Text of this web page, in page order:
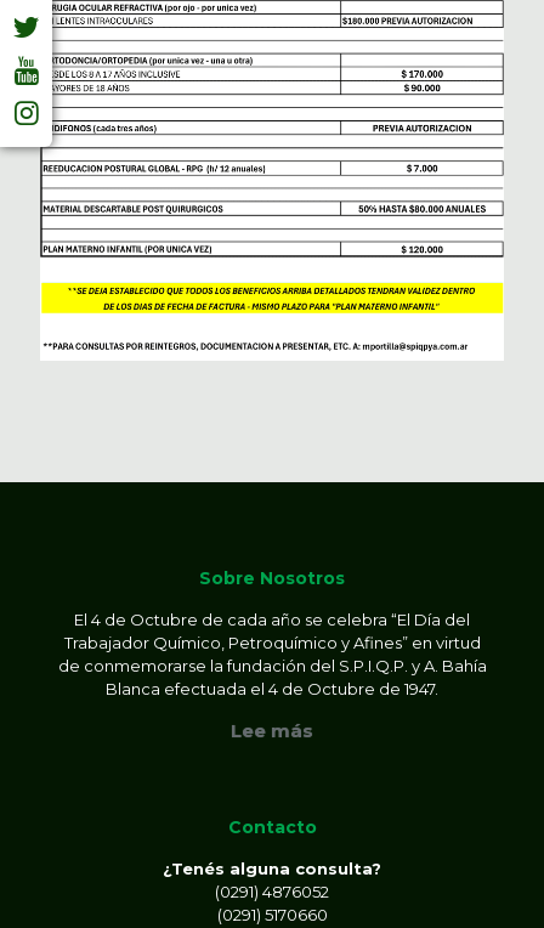
Sobre Nosotros
El 4 de Octubre de cada año se celebra “El Día del
Trabajador Químico, Petroquímico y Afines” en virtud
de conmemorarse la fundación del S.P.I.Q.P. y A. Bahía
Blanca efectuada el 4 de Octubre de 1947.
Lee más
Contacto
¿Tenés alguna consulta?
(0291) 4876052
(0291) 5170660